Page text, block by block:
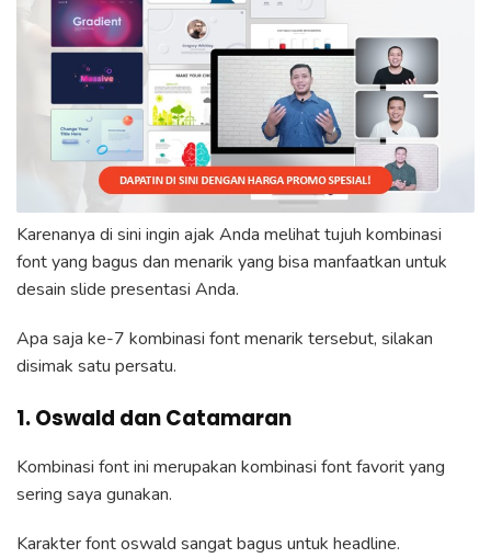
Karenanya di sini ingin ajak Anda melihat tujuh kombinasi
font yang bagus dan menarik yang bisa manfaatkan untuk
desain slide presentasi Anda.
Apa saja ke-7 kombinasi font menarik tersebut, silakan
disimak satu persatu.
1. Oswald dan Catamaran
Kombinasi font ini merupakan kombinasi font favorit yang
sering saya gunakan.
Karakter font oswald sangat bagus untuk headline.